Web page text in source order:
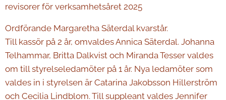
revisorer för verksamhetsåret 2025
Ordförande Margaretha Säterdal kvarstår.
Till kassör på 2 år, omvaldes Annica Säterdal. Johanna
Telhammar, Britta Dalkvist och Miranda Tesser valdes
om till styrelseledamöter på 1 år. Nya ledamöter som
valdes in i styrelsen är Catarina Jakobsson Hillerström
och Cecilia Lindblom. Till suppleant valdes Jennifer